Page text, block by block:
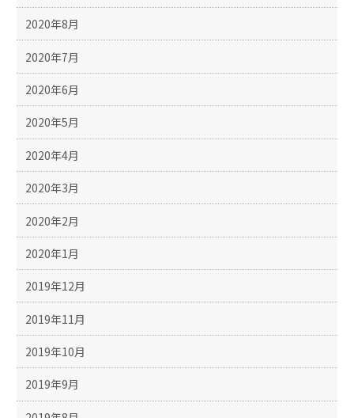
2020年8月
2020年7月
2020年6月
2020年5月
2020年4月
2020年3月
2020年2月
2020年1月
2019年12月
2019年11月
2019年10月
2019年9月